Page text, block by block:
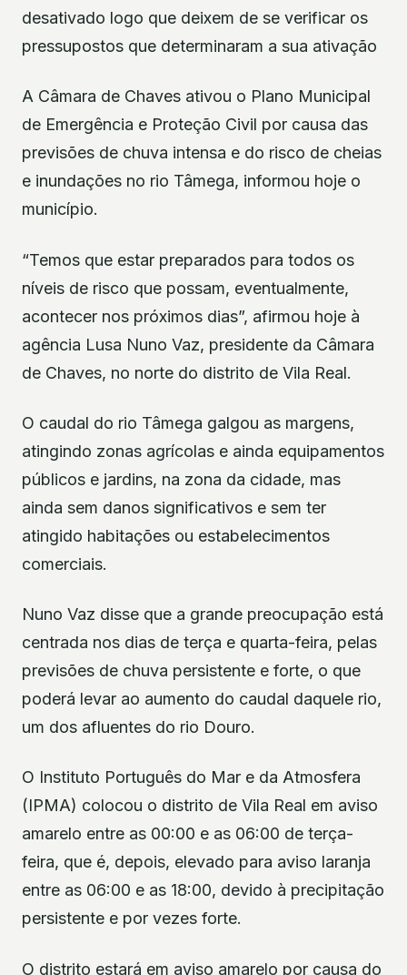
desativado logo que deixem de se verificar os
pressupostos que determinaram a sua ativação
A Câmara de Chaves ativou o Plano Municipal
de Emergência e Proteção Civil por causa das
previsões de chuva intensa e do risco de cheias
e inundações no rio Tâmega, informou hoje o
município.
“Temos que estar preparados para todos os
níveis de risco que possam, eventualmente,
acontecer nos próximos dias”, afirmou hoje à
agência Lusa Nuno Vaz, presidente da Câmara
de Chaves, no norte do distrito de Vila Real.
O caudal do rio Tâmega galgou as margens,
atingindo zonas agrícolas e ainda equipamentos
públicos e jardins, na zona da cidade, mas
ainda sem danos significativos e sem ter
atingido habitações ou estabelecimentos
comerciais.
Nuno Vaz disse que a grande preocupação está
centrada nos dias de terça e quarta-feira, pelas
previsões de chuva persistente e forte, o que
poderá levar ao aumento do caudal daquele rio,
um dos afluentes do rio Douro.
O Instituto Português do Mar e da Atmosfera
(IPMA) colocou o distrito de Vila Real em aviso
amarelo entre as 00:00 e as 06:00 de terça-
feira, que é, depois, elevado para aviso laranja
entre as 06:00 e as 18:00, devido à precipitação
persistente e por vezes forte.
O distrito estará em aviso amarelo por causa do